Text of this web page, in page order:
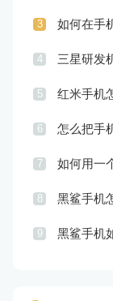
3 如何在手
4 三星研发
5 红米手机
6 怎么把手
7 如何用一
8 黑鲨手机
9 黑鲨手机